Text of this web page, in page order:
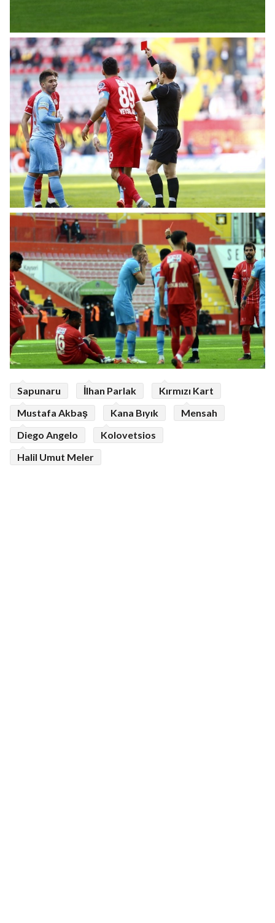
Sapunaru İlhan Parlak
Kırmızı Kart
Mustafa Akbaş
Kana Bıyık
Mensah
Diego Angelo
Kolovetsios
Halil Umut Meler